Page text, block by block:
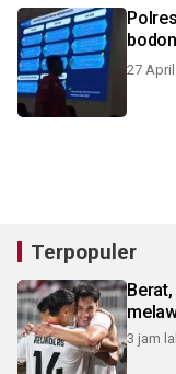
27 April
Terpopuler
3 jam